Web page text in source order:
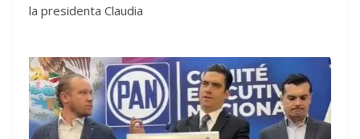
la presidenta Claudia